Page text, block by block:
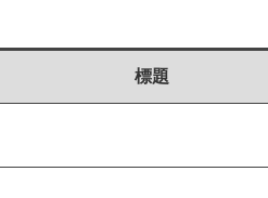
標題